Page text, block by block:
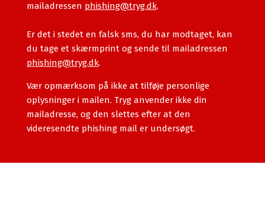
mailadressen phishing@tryg.dk.
Er det i stedet en falsk sms, du har modtaget, kan
du tage et skærmprint og sende til mailadressen
phishing@tryg.dk.
Vær opmærksom på ikke at tilføje personlige
oplysninger i mailen. Tryg anvender ikke din
mailadresse, og den slettes efter at den
videresendte phishing mail er undersøgt.